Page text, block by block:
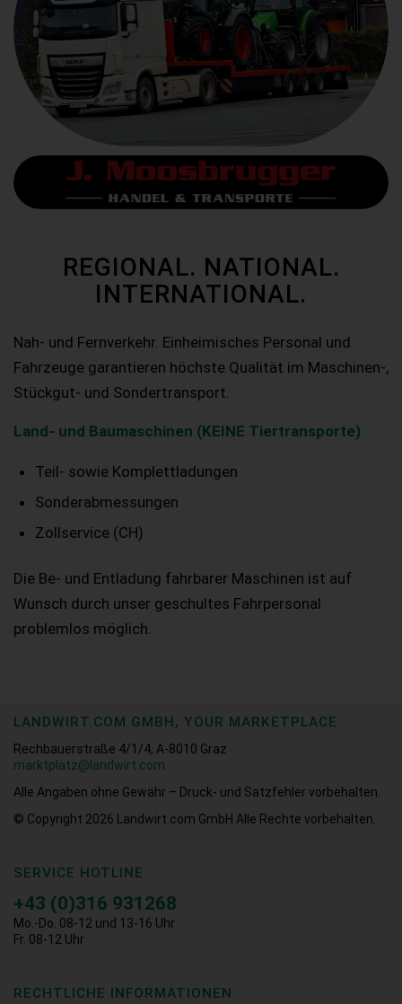
REGIONAL. NATIONAL.
INTERNATIONAL.
Nah- und Fernverkehr. Einheimisches Personal und
Fahrzeuge garantieren höchste Qualität im Maschinen-,
Stückgut- und Sondertransport.
Land- und Baumaschinen (KEINE Tiertransporte)
Teil- sowie Komplettladungen
Sonderabmessungen
Zollservice (CH)
Die Be- und Entladung fahrbarer Maschinen ist auf
Wunsch durch unser geschultes Fahrpersonal
problemlos möglich.
LANDWIRT.COM GMBH, YOUR MARKETPLACE
Rechbauerstraße 4/1/4, A-8010 Graz
marktplatz@landwirt.com
Alle Angaben ohne Gewähr – Druck- und Satzfehler vorbehalten.
© Copyright 2026
Landwirt.com GmbH Alle Rechte vorbehalten.
SERVICE HOTLINE
+43 (0)316 931268
Mo.-Do. 08-12 und 13-16 Uhr
Fr. 08-12 Uhr
RECHTLICHE INFORMATIONEN